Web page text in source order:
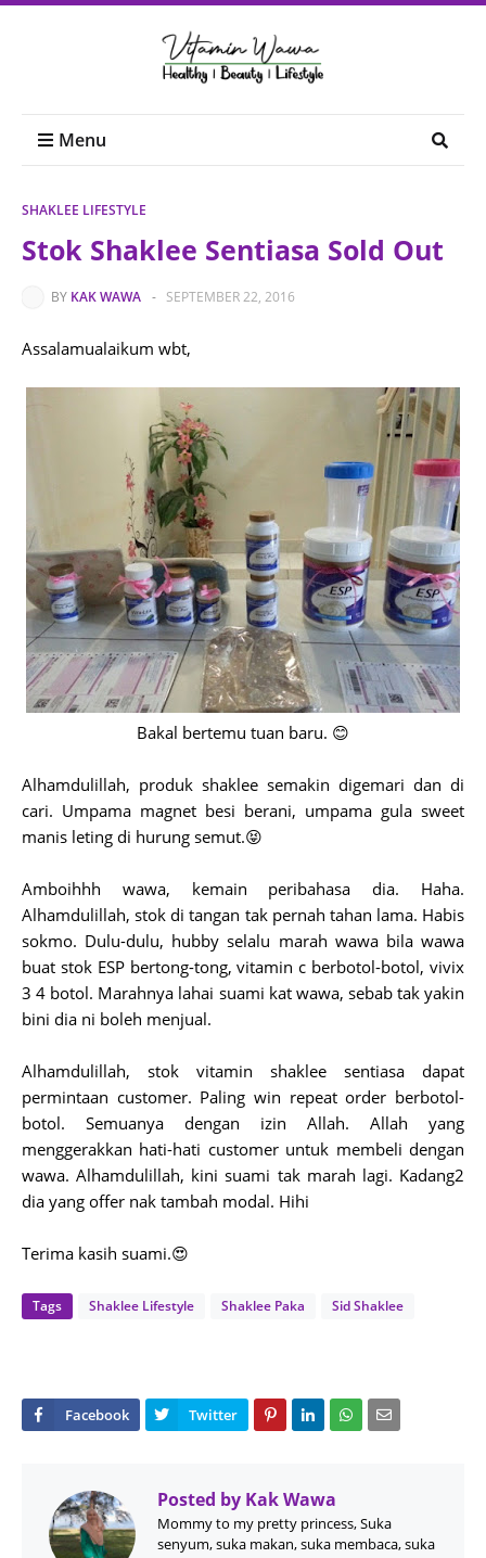
Menu
SHAKLEE LIFESTYLE
Stok Shaklee Sentiasa Sold Out
BY KAK WAWA - SEPTEMBER 22, 2016
Assalamualaikum wbt,
Bakal bertemu tuan baru. 😊
Alhamdulillah, produk shaklee semakin digemari dan di
cari. Umpama magnet besi berani, umpama gula sweet
manis leting di hurung semut.😝
Amboihhh wawa, kemain peribahasa dia. Haha.
Alhamdulillah, stok di tangan tak pernah tahan lama. Habis
sokmo. Dulu-dulu, hubby selalu marah wawa bila wawa
buat stok ESP bertong-tong, vitamin c berbotol-botol, vivix
3 4 botol. Marahnya lahai suami kat wawa, sebab tak yakin
bini dia ni boleh menjual.
Alhamdulillah, stok vitamin shaklee sentiasa dapat
permintaan customer. Paling win repeat order berbotol-
botol. Semuanya dengan izin Allah. Allah yang
menggerakkan hati-hati customer untuk membeli dengan
wawa. Alhamdulillah, kini suami tak marah lagi. Kadang2
dia yang offer nak tambah modal. Hihi
Terima kasih suami.😍
Tags Shaklee Lifestyle Shaklee Paka Sid Shaklee
Posted by Kak Wawa
Mommy to my pretty princess, Suka
senyum, suka makan, suka membaca, suka